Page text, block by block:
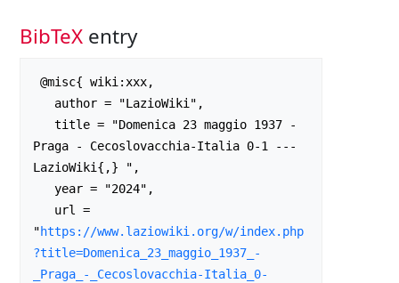
BibTeX entry
Praga - Cecoslovacchia-Italia 0-1 ---
LazioWiki{,} ",
"https://www.laziowiki.org/w/index.php
?title=Domenica_23_maggio_1937_-
_Praga_-_Cecoslovacchia-Italia_0-